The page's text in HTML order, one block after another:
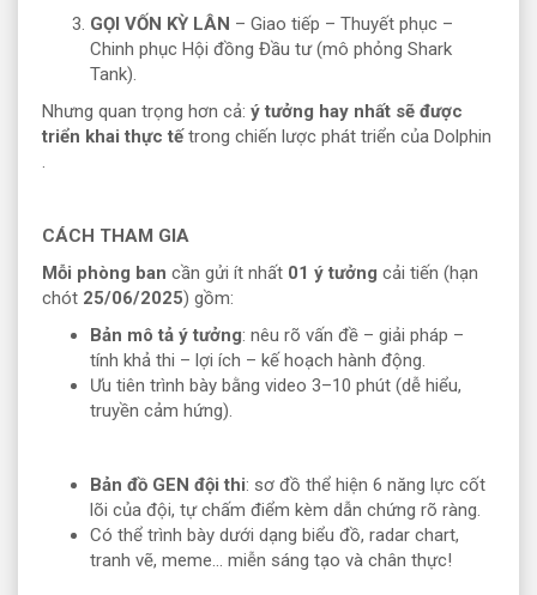
GỌI VỐN KỲ LÂN – Giao tiếp – Thuyết phục –
Chinh phục Hội đồng Đầu tư (mô phỏng Shark
Tank).
Nhưng quan trọng hơn cả: ý tưởng hay nhất sẽ được
triển khai thực tếtrong chiến lược phát triển của Dolphin
CÁCH THAM GIA
Mỗi phòng ban cần gửi ít nhất 01 ý tưởng cải tiến (hạn
chót 25/06/2025) gồm:
Bản mô tả ý tưởng: nêu rõ vấn đề – giải pháp –
tính khả thi – lợi ích – kế hoạch hành động.
Ưu tiên trình bày bằng video 3–10 phút (dễ hiểu,
truyền cảm hứng).
Bản đồ GEN đội thi: sơ đồ thể hiện 6 năng lực cốt
lõi của đội, tự chấm điểm kèm dẫn chứng rõ ràng.
Có thể trình bày dưới dạng biểu đồ, radar chart,
tranh vẽ, meme... miễn sáng tạo và chân thực!